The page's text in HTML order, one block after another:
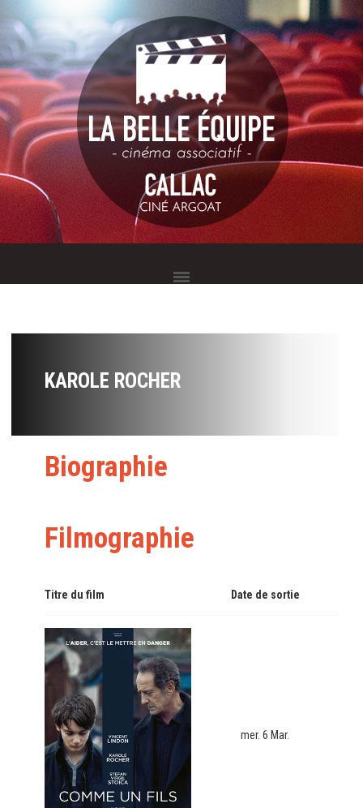
KAROLE ROCHER
Biographie
Filmographie
Titre du film Date de sortie
mer. 6 Mar.